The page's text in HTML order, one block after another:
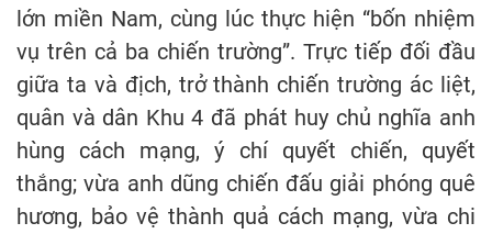
lớn miền Nam, cùng lúc thực hiện “bốn nhiệm
vụ trên cả ba chiến trường”. Trực tiếp đối đầu
giữa ta và địch, trở thành chiến trường ác liệt,
quân và dân Khu 4 đã phát huy chủ nghĩa anh
hùng cách mạng, ý chí quyết chiến, quyết
thắng; vừa anh dũng chiến đấu giải phóng quê
hương, bảo vệ thành quả cách mạng, vừa chi